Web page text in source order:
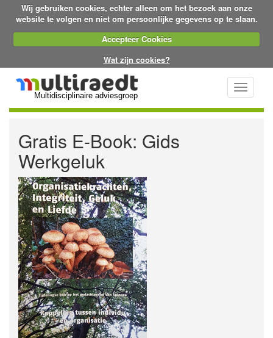
Wij gebruiken cookies, echter alleen om het bezoek aan onze
website te volgen en niet om persoonlijke gegevens op te slaan.
Accepteer Cookies
Wat zijn cookies?
Multidisciplinaire adviesgroep
Toggle
Gratis E-Book: Gids
Werkgeluk